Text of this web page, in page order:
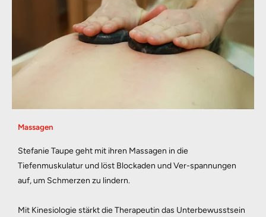
Title, Cool, Awesome
Über uns
Zimmer
Massagen
Stefanie Taupe geht mit ihren Massagen in die
Tiefenmuskulatur und löst Blockaden und Ver-spannungen
auf, um Schmerzen zu lindern.
Mit Kinesiologie stärkt die Therapeutin das Unterbewusstsein